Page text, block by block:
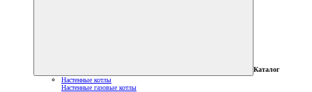
Каталог
Настенные котлы
Настенные газовые котлы